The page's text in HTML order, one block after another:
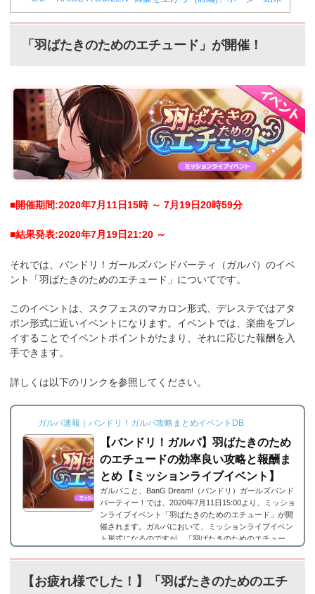
「羽ばたきのためのエチュード」が開催！
■開催期間:2020年7月11日15時 ～ 7月19日20時59分
■結果発表:2020年7月19日21:20 ～
それでは、バンドリ！ガールズバンドパーティ（ガルパ）のイベ
ント「羽ばたきのためのエチュード」 についてです。
このイベントは、スクフェスのマカロン形式、デレステではアタ
ポン形式に近いイベントになります。イベントでは、楽曲をプレ
イすることでイベントポイントがたまり、それに応じた報酬を入
手できます。
詳しくは以下のリンクを参照してください。
ガルパ速報｜バンドリ！ガルパ攻略まとめイベントDB
【バンドリ！ガルパ】羽ばたきのため
のエチュードの効率良い攻略と報酬ま
とめ【ミッションライブイベント】
ガルパこと、BanG Dream!（バンドリ）ガールズバンド
パーティー！では、2020年7月11日15:00より、ミッショ
ンライブイベント「羽ばたきのためのエチュード」が開
催されます。ガルパにおいて、ミッションライブイベン
ト形式になるのですが、「羽ばたきのためのエチュー
情報はこちら！「羽ばたきのためのエチュード」詳細■
開催期間:2020年7月11日15時 ～ 7月19日20時59分■結果
発表:2020年7月19日21:20 ～ それでは、バンドリ！ガー
【お疲れ様でした！】「羽ばたきのためのエチ